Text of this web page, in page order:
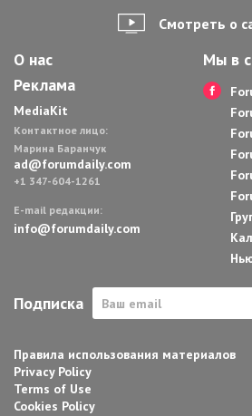
Смотреть о
О нас
Реклама
MediaKit
Контактное лицо:
Марина Баранчук
ad@forumdaily.com
+1 347-604-1261
E-mail редакции:
info@forumdaily.com
Мы в
Подписка
Правила использования материалов
Privacy Policy
Terms of Use
Cookies Policy